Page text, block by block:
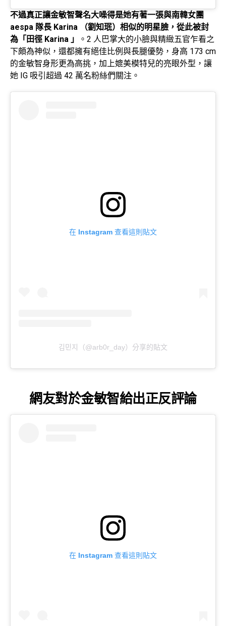
不過真正讓金敏智聲名大噪得是她有著一張與南韓女團
aespa 隊長 Karina （劉知珉）相似的明星臉，從此被封
為「田徑 Karina 」
。2 人巴掌大的小臉與精緻五官乍看之
下頗為神似，還都擁有絕佳比例與長腿優勢，身高 173 cm
的金敏智身形更為高挑，加上媲美模特兒的亮眼外型，讓
她 IG 吸引超過 42 萬名粉絲們關注。
在 Instagram 查看這則貼文
김민지（@arb0r_day）分享的貼文
網友對於金敏智給出正反評論
在 Instagram 查看這則貼文